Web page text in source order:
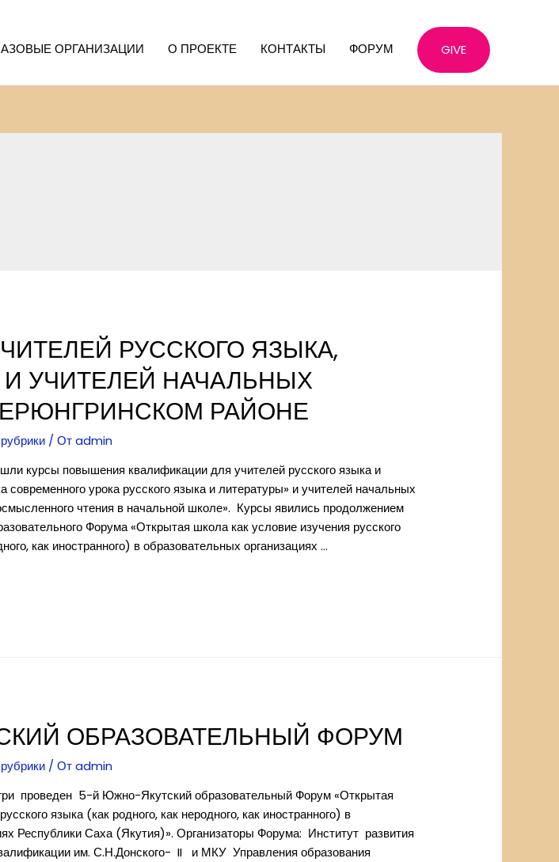
ОРГАНИЗАЦИИ О ПРОЕКТЕ КОНТАКТЫ ФОРУМ GIVE
РУССКОГО ЯЗЫКА,
УЧИТЕЛЕЙ НАЧАЛЬНЫХ
РАЙОНЕ
/ Отadmin
курсы повышения квалификации для учителей русского языка и
современного урока русского языка и литературы» и учителей начальных
чтения в начальной школе». Курсы явились продолжением
Форума «Открытая школа как условие изучения русского
как иностранного) в образовательных организациях …
ОБРАЗОВАТЕЛЬНЫЙ ФОРУМ
/ Отadmin
проведен 5-й Южно-Якутский образовательный Форум «Открытая
языка (как родного, как неродного, как иностранного) в
Республики Саха (Якутия)». Организаторы Форума: Институт развития
им. С.Н.Донского- II и МКУ Управления образования